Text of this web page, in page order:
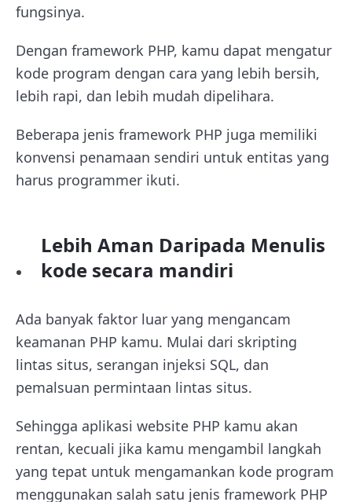
fungsinya.
Dengan framework PHP, kamu dapat mengatur
kode program dengan cara yang lebih bersih,
lebih rapi, dan lebih mudah dipelihara.
Beberapa jenis framework PHP juga memiliki
konvensi penamaan sendiri untuk entitas yang
harus programmer ikuti.
Lebih Aman Daripada Menulis
kode secara mandiri
Ada banyak faktor luar yang mengancam
keamanan PHP kamu. Mulai dari skripting
lintas situs, serangan injeksi SQL, dan
pemalsuan permintaan lintas situs.
Sehingga aplikasi website PHP kamu akan
rentan, kecuali jika kamu mengambil langkah
yang tepat untuk mengamankan kode program
menggunakan salah satu jenis framework PHP